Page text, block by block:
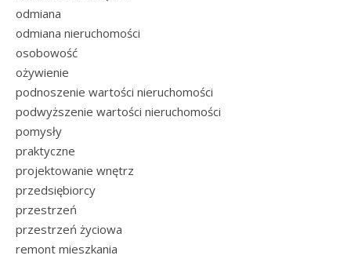
odmiana
odmiana nieruchomości
osobowość
ożywienie
podnoszenie wartości nieruchomości
podwyższenie wartości nieruchomości
pomysły
praktyczne
projektowanie wnętrz
przedsiębiorcy
przestrzeń
przestrzeń życiowa
remont mieszkania